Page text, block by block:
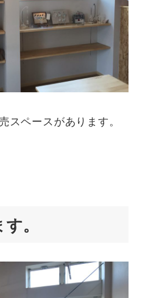
ペースがあります。
。